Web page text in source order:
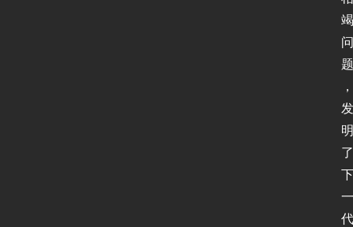
竭
问
题
，
发
明
了
下
一
代